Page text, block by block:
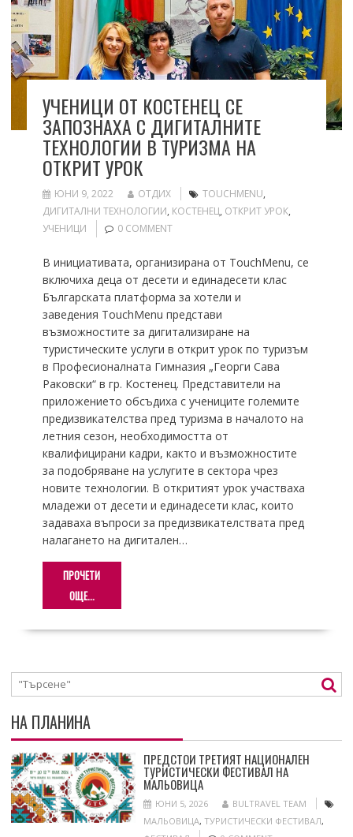
УЧЕНИЦИ ОТ КОСТЕНЕЦ СЕ
ЗАПОЗНАХА С ДИГИТАЛНИТЕ
ТЕХНОЛОГИИ В ТУРИЗМА НА
ОТКРИТ УРОК
ЮНИ 9, 2022 ОТДИХ TOUCHMENU,
ДИГИТАЛНИ ТЕХНОЛОГИИ, КОСТЕНЕЦ, ОТКРИТ УРОК,
УЧЕНИЦИ
0 COMMENT
В инициативата, организирана от TouchMenu, се
включиха деца от десети и единадесети клас
Българската платформа за хотели и
заведения TouchMеnu представи
възможностите за дигитализиране на
туристическите услуги в открит урок по туризъм
в Професионалната Гимназия „Георги Сава
Раковски“ в гр. Костенец. Представители на
приложението обсъдиха с учениците големите
предизвикателства пред туризма в началото на
летния сезон, необходимостта от
квалифицирани кадри, както и възможностите
за подобряване на услугите в сектора чрез
новите технологии. В откритият урок участваха
младежи от десети и единадесети клас, които
задаваха въпроси за предизвикателствата пред
налагането на дигитален…
ПРОЧЕТИ
ОЩЕ...
НА ПЛАНИНА
ПРЕДСТОИ ТРЕТИЯТ НАЦИОНАЛЕН
ТУРИСТИЧЕСКИ ФЕСТИВАЛ НА
МАЛЬОВИЦА
ЮНИ 5, 2026
BULTRAVEL TEAM
МАЛЬОВИЦА, ТУРИСТИЧЕСКИ ФЕСТИВАЛ,